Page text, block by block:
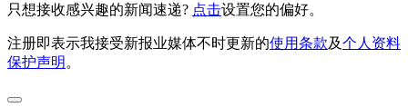
只想接收感兴趣的新闻速递? 点击设置您的偏好。
注册即表示我接受新报业媒体不时更新的使用条款及个人资料
保护声明 。